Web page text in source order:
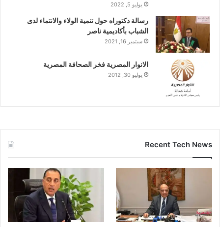
يوليو 5, 2022
رسالة دكتوراه حول تنمية الولاء والانتماء لدى
الشباب بأكاديمية ناصر
سبتمبر 16, 2021
الانوار المصرية فخر الصحافة المصرية
يوليو 30, 2012
Recent Tech News